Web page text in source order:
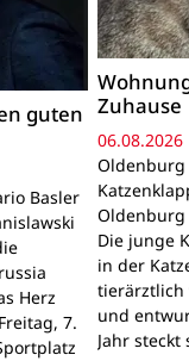
guten
Basler
Herz
7.
Zuhause
06.08.2026
Oldenburg
Oldenburg
Die junge
in der
tierärztlich
und
Jahr steckt